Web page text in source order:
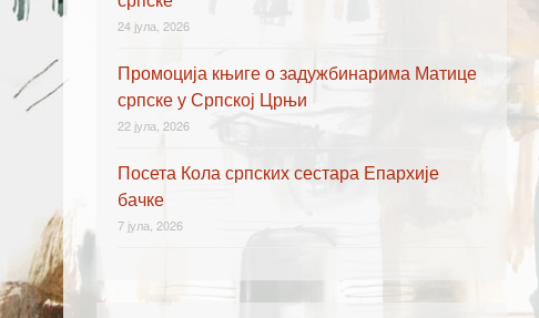
24 јула, 2026
Промоција књиге о задужбинарима Матице
српске у Српској Црњи
22 јула, 2026
Посета Кола српских сестара Епархије
бачке
7 јула, 2026